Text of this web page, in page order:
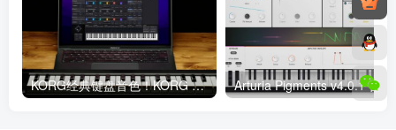
KORG经典键盘音色！KORG Wavestate Native v1.0.5 Mac